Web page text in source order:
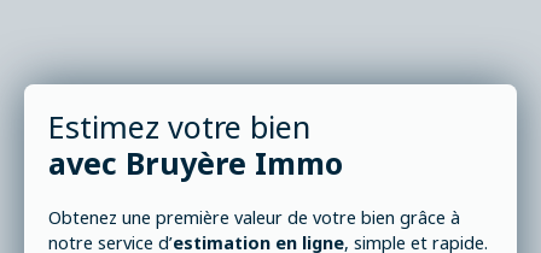
Estimez votre bien
avec Bruyère Immo
Obtenez une première valeur de votre bien grâce à
notre service d’estimation en ligne, simple et rapide.